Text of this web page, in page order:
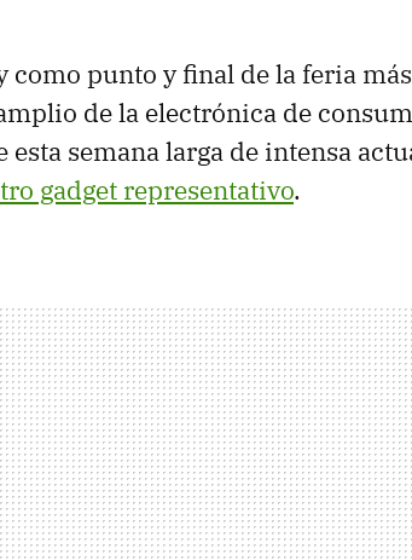
como punto y final de la feria
de la electrónica de
esta semana larga de intensa
gadget representativo.